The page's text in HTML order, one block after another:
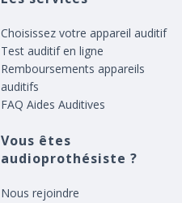
Choisissez votre appareil auditif
Test auditif en ligne
Remboursements appareils
auditifs
FAQ Aides Auditives
Vous êtes
audioprothésiste ?
Nous rejoindre